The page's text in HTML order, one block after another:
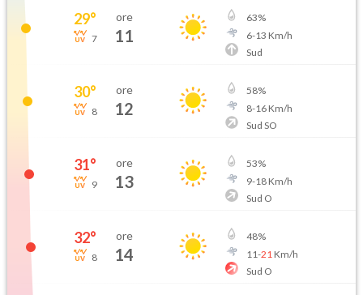
29°
7
ore
11
63%
6-13 Km/h
Sud
30°
8
ore
12
58%
8-16Km/h
Sud SO
31°
9
ore
13
53%
9-18Km/h
Sud O
32°
8
ore
14
48%
11-21 Km/h
Sud O